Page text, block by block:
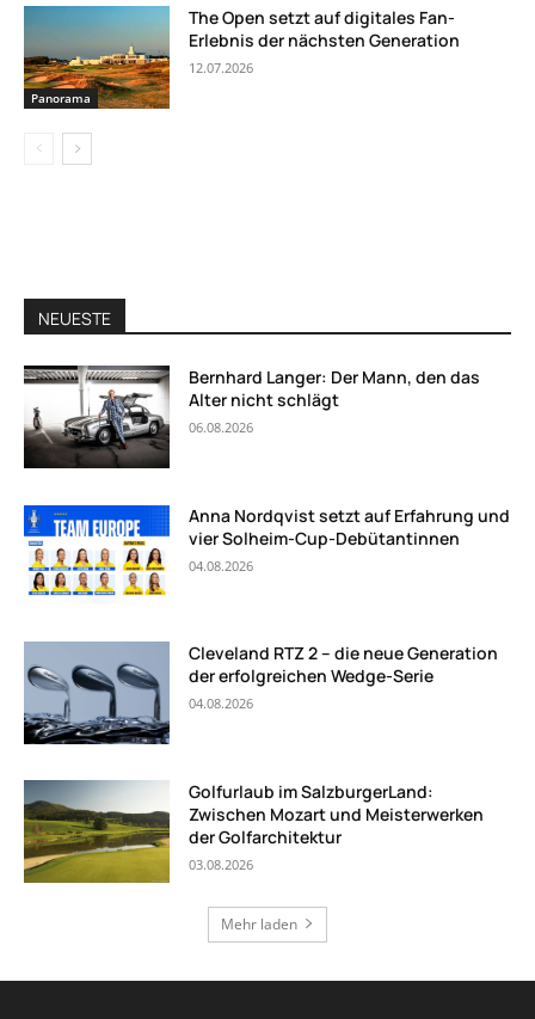
Panorama
The Open setzt auf digitales Fan-
Erlebnis der nächsten Generation
12.07.2026
NEUESTE
Bernhard Langer: Der Mann, den das
Alter nicht schlägt
06.08.2026
Anna Nordqvist setzt auf Erfahrung und
vier Solheim-Cup-Debütantinnen
04.08.2026
Cleveland RTZ 2 – die neue Generation
der erfolgreichen Wedge-Serie
04.08.2026
Golfurlaub im SalzburgerLand:
Zwischen Mozart und Meisterwerken
der Golfarchitektur
03.08.2026
Mehr laden